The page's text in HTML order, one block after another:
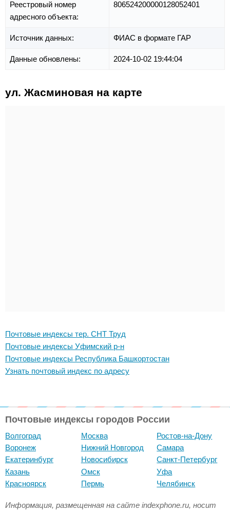
Реестровый номер
адресного объекта:
806524200000128052401
Источник данных: ФИАС в формате ГАР
Данные обновлены: 2024-10-02 19:44:04
ул. Жасминовая на карте
Почтовые индексы тер. СНТ Труд
Почтовые индексы Уфимский р-н
Почтовые индексы Республика Башкортостан
Узнать почтовый индекс по адресу
Почтовые индексы городов России
Волгоград
Воронеж
Екатеринбург
Казань
Красноярск
Москва
Нижний Новгород
Новосибирск
Омск
Пермь
Ростов-на-Дону
Самара
Санкт-Петербург
Уфа
Челябинск
Информация, размещенная на сайте indexphone.ru, носит